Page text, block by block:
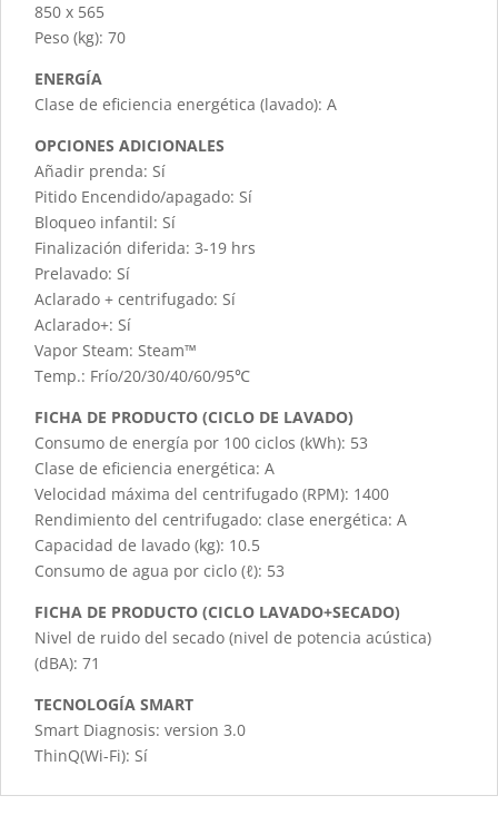
850 x 565
Peso (kg): 70
ENERGÍA
Clase de eficiencia energética (lavado): A
OPCIONES ADICIONALES
Añadir prenda: Sí
Pitido Encendido/apagado: Sí
Bloqueo infantil: Sí
Finalización diferida: 3-19 hrs
Prelavado: Sí
Aclarado + centrifugado: Sí
Aclarado+: Sí
Vapor Steam: Steam™
Temp.: Frío/20/30/40/60/95℃
FICHA DE PRODUCTO (CICLO DE LAVADO)
Consumo de energía por 100 ciclos (kWh): 53
Clase de eficiencia energética: A
Velocidad máxima del centrifugado (RPM): 1400
Rendimiento del centrifugado: clase energética: A
Capacidad de lavado (kg): 10.5
Consumo de agua por ciclo (ℓ): 53
FICHA DE PRODUCTO (CICLO LAVADO+SECADO)
Nivel de ruido del secado (nivel de potencia acústica)
(dBA): 71
TECNOLOGÍA SMART
Smart Diagnosis: version 3.0
ThinQ(Wi-Fi): Sí